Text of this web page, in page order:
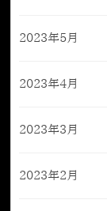
2023年5月
2023年4月
2023年3月
2023年2月